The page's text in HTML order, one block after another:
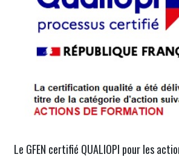
Le GFEN certifié QUALIOPI pour les